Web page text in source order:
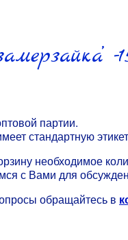
-
партии.
стандартную
необходимое
с Вами для
обращайтесь в